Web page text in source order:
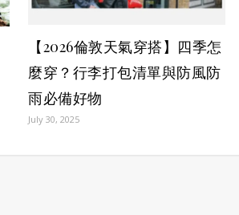
【2026倫敦天氣穿搭】四季怎
麼穿？行李打包清單與防風防
雨必備好物
July 30, 2025